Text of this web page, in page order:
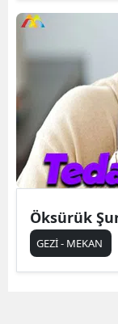
Öksürük
GEZİ - MEKAN